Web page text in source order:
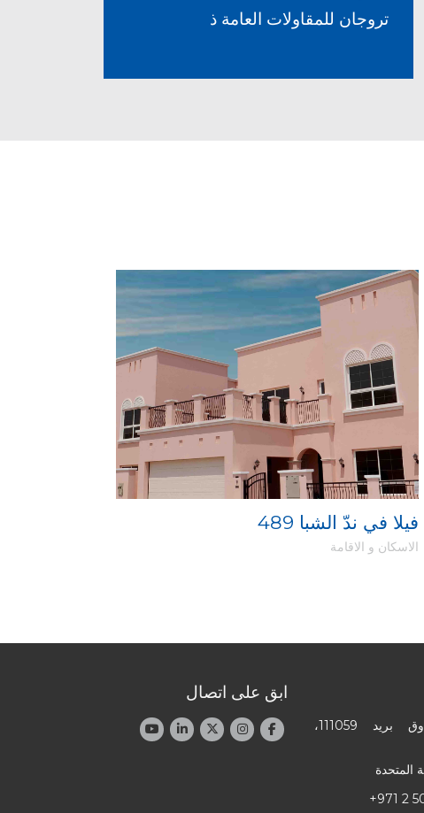
تروجان للمقاولات العامة ذ
489 فيلا في ندّ الشبا
الاسكان و الاقامة
العنوان: صندوق بريد 111059،
المتحدة
+971 2
ابق على اتصال